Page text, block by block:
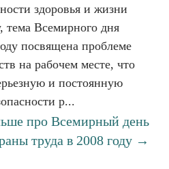
здоровья и жизни
тема Всемирного дня
посвящена проблеме
на рабочем месте, что
и постоянную
р...
про Всемирный день
труда в 2008 году →